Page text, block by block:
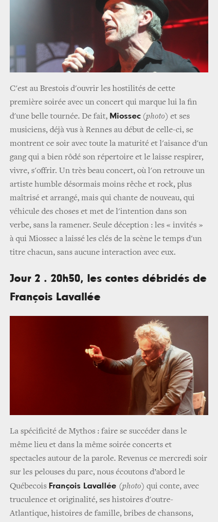
C'est au Brestois d'ouvrir les hostilités de cette
première soirée avec un concert qui marque lui la fin
d'une belle tournée. De fait, Miossec (photo) et ses
musiciens, déjà vus à Rennes au début de celle-­ci, se
montrent ce soir avec toute la maturité et l'aisance d'un
gang qui a bien rôdé son répertoire et le laisse respirer,
vivre, s'offrir. Un très beau concert, où l'on retrouve un
artiste humble désormais moins rêche et rock, plus
maîtrisé et arrangé, mais qui chante de nouveau, qui
véhicule des choses et met de l'intention dans son
verbe, sans la ramener. Seule déception : les « invités »
à qui Miossec a laissé les clés de la scène le temps d'un
titre chacun, sans aucune interaction avec eux.
Jour 2 . 20h50, les contes débridés de
François Lavallée
La spécificité de Mythos : faire se succéder dans le
même lieu et dans la même soirée concerts et
spectacles autour de la parole. Revenus ce mercredi soir
sur les pelouses du parc, nous écoutons d’abord le
Québecois François Lavallée (photo) qui conte, avec
truculence et originalité, ses histoires d'outre­
Atlantique, histoires de famille, bribes de chansons,